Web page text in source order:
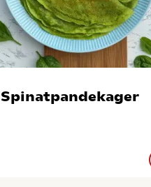
Spinatpandekager